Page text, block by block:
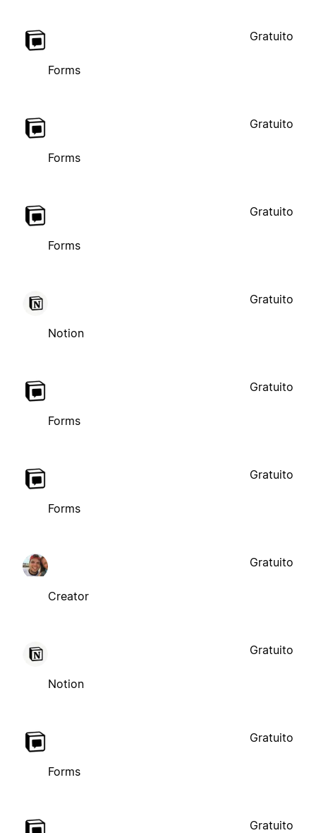
Forms
Gratuito
Forms
Gratuito
Forms
Gratuito
Notion
Gratuito
Forms
Gratuito
Forms
Gratuito
Creator
Gratuito
Notion
Gratuito
Forms
Gratuito
Gratuito